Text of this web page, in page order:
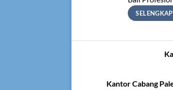
Kantor Cabang